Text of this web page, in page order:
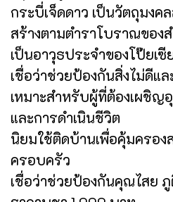
กระบี่เจ็ดดาว เป็นวัตถุมงค
สร้างตามตำราโบราณของ
เป็นอาวุธประจำของโป๊ยเ
เชื่อว่าช่วยป้องกันสิ่งไม่ดีแ
เหมาะสำหรับผู้ที่ต้องเผชิญ
และการดำเนินชีวิต
นิยมใช้ติดบ้านเพื่อคุ้มครอง
ครอบครัว
เชื่อว่าช่วยป้องกันคุณไสย